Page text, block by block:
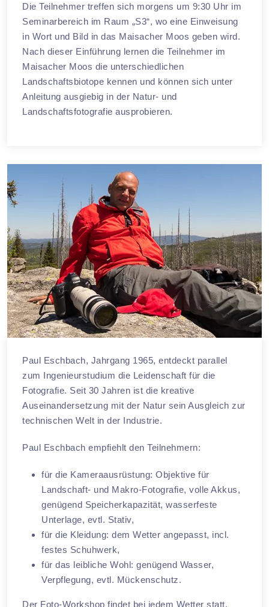
Die Teilnehmer treffen sich morgens um 9:30 Uhr im
Seminarbereich im Raum „S3“, wo eine Einweisung
in Wort und Bild in das Maisacher Moos geben wird.
Nach dieser Einführung lernen die Teilnehmer im
Maisacher Moos die unterschiedlichen
Landschaftsbiotope kennen und können sich unter
Anleitung ausgiebig in der Natur- und
Landschaftsfotografie ausprobieren.
Paul Eschbach, Jahrgang 1965, entdeckt parallel
zum Ingenieurstudium die Leidenschaft für die
Fotografie. Seit 30 Jahren ist die kreative
Auseinandersetzung mit der Natur sein Ausgleich zur
technischen Welt in der Industrie.
Paul Eschbach empfiehlt den Teilnehmern:
für die Kameraausrüstung: Objektive für
Landschaft- und Makro-Fotografie, volle Akkus,
genügend Speicherkapazität, wasserfeste
Unterlage, evtl. Stativ,
für die Kleidung: dem Wetter angepasst, incl.
festes Schuhwerk,
​für das leibliche Wohl: genügend Wasser,
Verpflegung, evtl. Mückenschutz.
Der Foto-Workshop findet bei jedem Wetter statt.